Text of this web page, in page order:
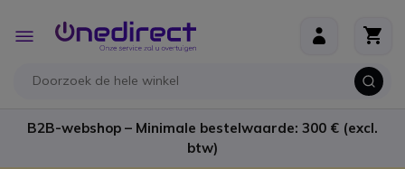
Toggle
Nav
B2B-webshop – Minimale bestelwaarde: 300 € (excl.
btw)